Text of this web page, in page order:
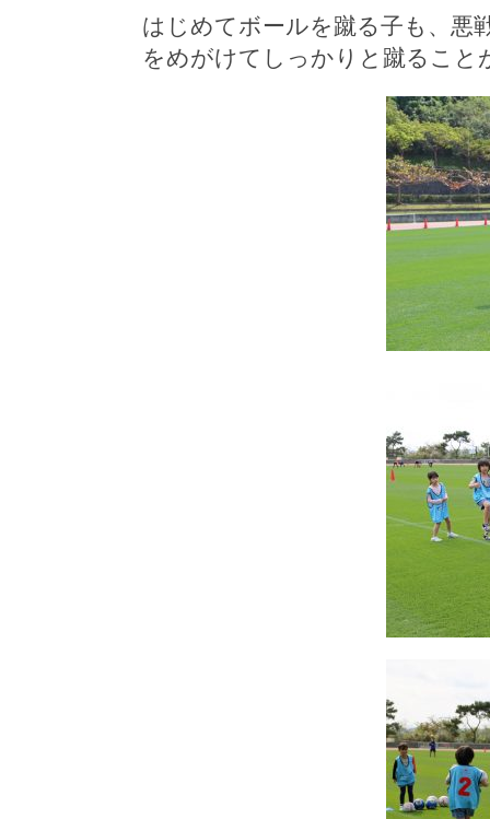
はじめてボールを蹴る子も、悪
をめがけてしっかりと蹴るこ